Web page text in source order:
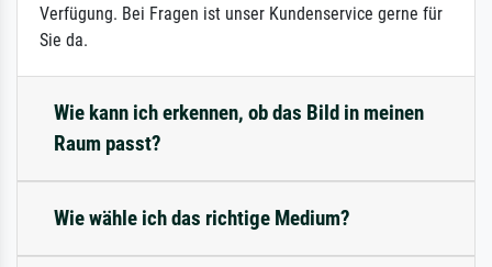
Verfügung. Bei Fragen ist unser Kundenservice gerne für
Sie da.
Wie kann ich erkennen, ob das Bild in meinen
Raum passt?
Wie wähle ich das richtige Medium?